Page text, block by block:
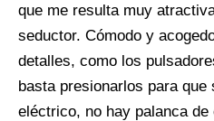
que me resulta muy
seductor. Cómodo y
detalles, como los
basta presionarlos para que
eléctrico, no hay palanca